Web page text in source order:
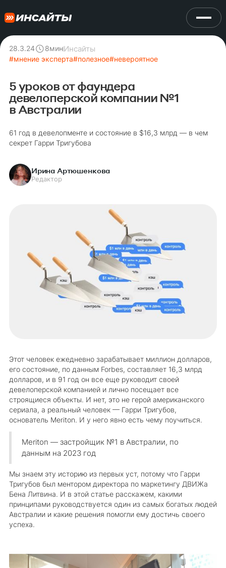
28.3.24 8минИнсайты
#мнение эксперта#полезное#невероятное
5 уроков от фаундера
девелоперской компании №1
в Австралии
61 год в девелопменте и состояние в $16,3 млрд — в чем
секрет Гарри Тригубова
Ирина Артюшенкова
Редактор
Этот человек ежедневно зарабатывает миллион долларов,
его состояние, по данным Forbes, составляет 16,3 млрд
долларов, и в 91 год он все еще руководит своей
девелоперской компанией и лично посещает все
строящиеся объекты. И нет, это не герой американского
сериала, а реальный человек — Гарри Тригубов,
основатель Meriton. И у него явно есть чему поучиться.
Meriton — застройщик №1 в Австралии, по
данным на 2023 год
Мы знаем эту историю из первых уст, потому что Гарри
Тригубов был ментором директора по маркетингу ДВИЖа
Бена Литвина. И в этой статье расскажем, какими
принципами руководствуется один из самых богатых людей
Австралии и какие решения помогли ему достичь своего
успеха.